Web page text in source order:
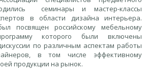
семинары и мастер-классы
в области дизайна интерьера.
посвящен российскому мебельному
которого были включены
по различным аспектам работы
в том числе эффективному
продукции на рынок.